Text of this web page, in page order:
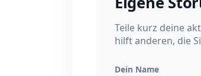
Teile kurz deine
hilft anderen, die
Dein Name